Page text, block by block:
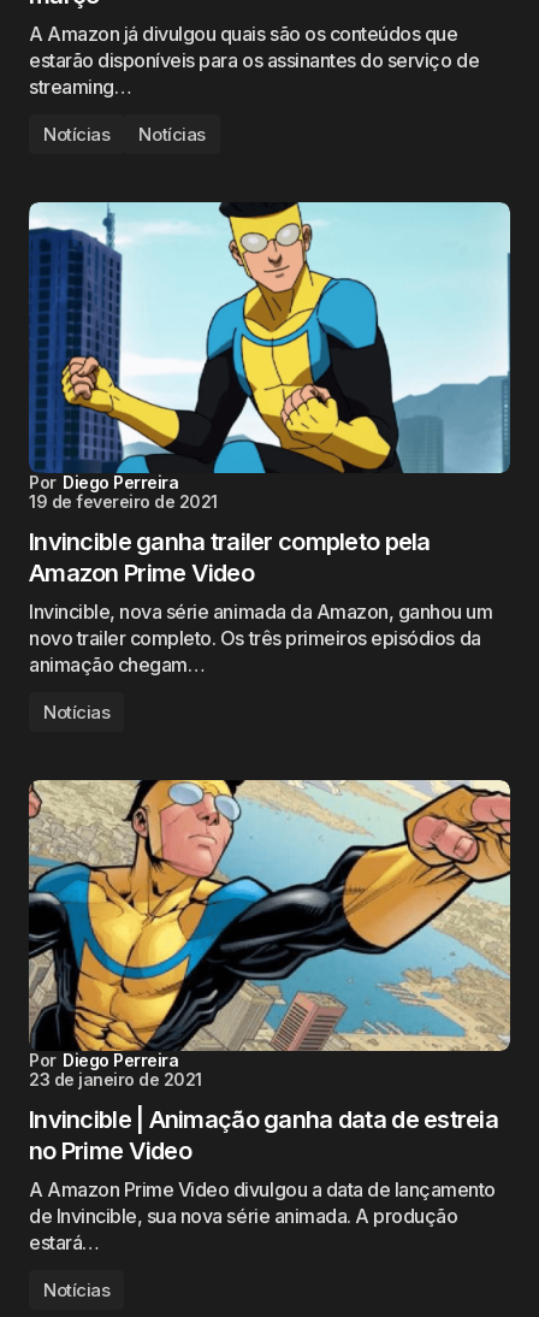
A Amazon já divulgou quais são os conteúdos que
estarão disponíveis para os assinantes do serviço de
streaming…
Notícias Notícias
Por Diego Perreira
19 de fevereiro de 2021
Invincible ganha trailer completo pela
Amazon Prime Video
Invincible, nova série animada da Amazon, ganhou um
novo trailer completo. Os três primeiros episódios da
animação chegam…
Notícias
Por Diego Perreira
23 de janeiro de 2021
Invincible | Animação ganha data de estreia
no Prime Video
A Amazon Prime Video divulgou a data de lançamento
de Invincible, sua nova série animada. A produção
estará…
Notícias